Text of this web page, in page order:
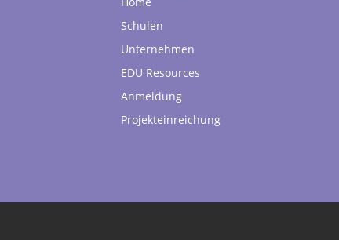
Schulen
Unternehmen
EDU Resources
Anmeldung
Projekteinreichung